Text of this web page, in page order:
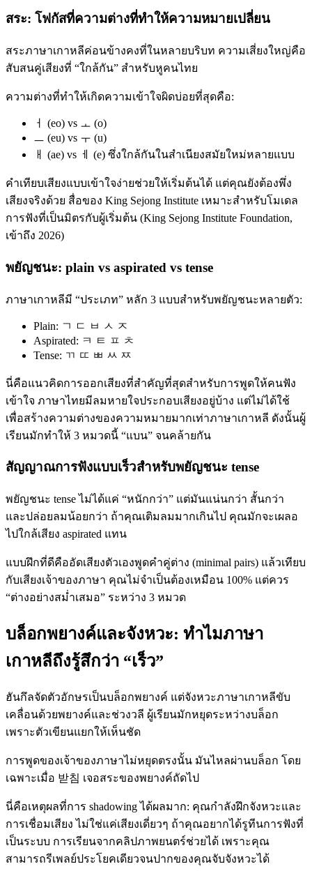
สระ: โฟกัสที่ความต่างที่ทำให้ความหมายเปลี่ยน
สระภาษาเกาหลีค่อนข้างคงที่ในหลายบริบท ความเสี่ยงใหญ่คือ
สับสนคู่เสียงที่ “ใกล้กัน” สำหรับหูคนไทย
ความต่างที่ทำให้เกิดความเข้าใจผิดบ่อยที่สุดคือ:
ㅓ (eo) vs ㅗ (o)
ㅡ (eu) vs ㅜ (u)
ㅐ (ae) vs ㅔ (e) ซึ่งใกล้กันในสำเนียงสมัยใหม่หลายแบบ
คำเทียบเสียงแบบเข้าใจง่ายช่วยให้เริ่มต้นได้ แต่คุณยังต้องพึ่ง
เสียงจริงด้วย สื่อของ King Sejong Institute เหมาะสำหรับโมเดล
การฟังที่เป็นมิตรกับผู้เริ่มต้น (King Sejong Institute Foundation,
เข้าถึง 2026)
พยัญชนะ: plain vs aspirated vs tense
ภาษาเกาหลีมี “ประเภท” หลัก 3 แบบสำหรับพยัญชนะหลายตัว:
Plain: ㄱ ㄷ ㅂ ㅅ ㅈ
Aspirated: ㅋ ㅌ ㅍ ㅊ
Tense: ㄲ ㄸ ㅃ ㅆ ㅉ
นี่คือแนวคิดการออกเสียงที่สำคัญที่สุดสำหรับการพูดให้คนฟัง
เข้าใจ ภาษาไทยมีลมหายใจประกอบเสียงอยู่บ้าง แต่ไม่ได้ใช้
เพื่อสร้างความต่างของความหมายมากเท่าภาษาเกาหลี ดังนั้นผู้
เรียนมักทำให้ 3 หมวดนี้ “แบน” จนคล้ายกัน
สัญญาณการฟังแบบเร็วสำหรับพยัญชนะ tense
พยัญชนะ tense ไม่ได้แค่ “หนักกว่า” แต่มันแน่นกว่า สั้นกว่า
และปล่อยลมน้อยกว่า ถ้าคุณเติมลมมากเกินไป คุณมักจะเผลอ
ไปใกล้เสียง aspirated แทน
แบบฝึกที่ดีคืออัดเสียงตัวเองพูดคำคู่ต่าง (minimal pairs) แล้วเทียบ
กับเสียงเจ้าของภาษา คุณไม่จำเป็นต้องเหมือน 100% แต่ควร
“ต่างอย่างสม่ำเสมอ” ระหว่าง 3 หมวด
บล็อกพยางค์และจังหวะ: ทำไมภาษา
เกาหลีถึงรู้สึกว่า “เร็ว”
ฮันกึลจัดตัวอักษรเป็นบล็อกพยางค์ แต่จังหวะภาษาเกาหลีขับ
เคลื่อนด้วยพยางค์และช่วงวลี ผู้เรียนมักหยุดระหว่างบล็อก
เพราะตัวเขียนแยกให้เห็นชัด
การพูดของเจ้าของภาษาไม่หยุดตรงนั้น มันไหลผ่านบล็อก โดย
เฉพาะเมื่อ 받침 เจอสระของพยางค์ถัดไป
นี่คือเหตุผลที่การ shadowing ได้ผลมาก: คุณกำลังฝึกจังหวะและ
การเชื่อมเสียง ไม่ใช่แค่เสียงเดี่ยวๆ ถ้าคุณอยากได้รูทีนการฟังที่
เป็นระบบ การเรียนจากคลิปภาพยนตร์ช่วยได้ เพราะคุณ
สามารถรีเพลย์ประโยคเดียวจนปากของคุณจับจังหวะได้